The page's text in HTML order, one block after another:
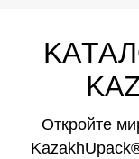
Откройте